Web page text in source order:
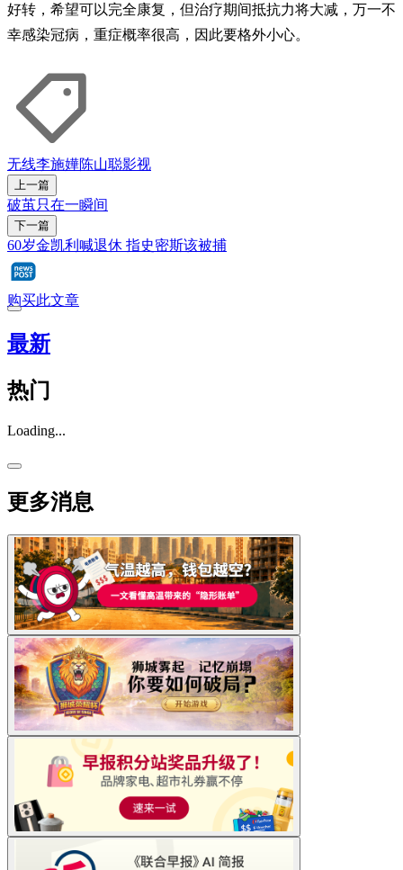
好转，希望可以完全康复，但治疗期间抵抗力将大减，万一不
幸感染冠病，重症概率很高，因此要格外小心。
无线李施嬅陈山聪影视
上一篇
破茧只在一瞬间
下一篇
60岁金凯利喊退休 指史密斯该被捕
购买此文章
最新
热门
Loading...
更多消息